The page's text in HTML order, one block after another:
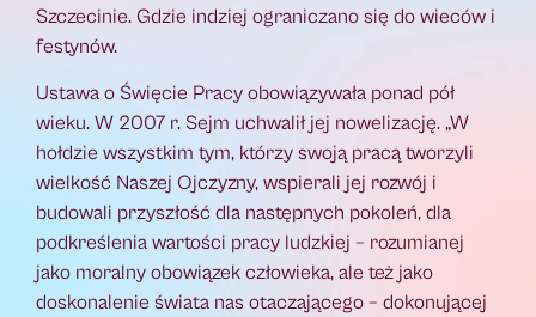
Szczecinie. Gdzie indziej ograniczano się do wieców i
festynów.
Ustawa o Święcie Pracy obowiązywała ponad pół
wieku. W 2007 r. Sejm uchwalił jej nowelizację. „W
hołdzie wszystkim tym, którzy swoją pracą tworzyli
wielkość Naszej Ojczyzny, wspierali jej rozwój i
budowali przyszłość dla następnych pokoleń, dla
podkreślenia wartości pracy ludzkiej – rozumianej
jako moralny obowiązek człowieka, ale też jako
doskonalenie świata nas otaczającego – dokonującej